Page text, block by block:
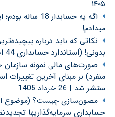
۱۴۰۵
اگه یه حسابدار 18
میدادم!
نکاتی که باید درباره
بدونی! (استاندارد حسابداری 44 اجاره‌ها)
صورت‌های مالی نمونه سازمان
منفرد) بر مبنای آخرین تغییرات
منتشر شد | 26 خرداد 1405
حسابداری سرمایه‌گذاریها